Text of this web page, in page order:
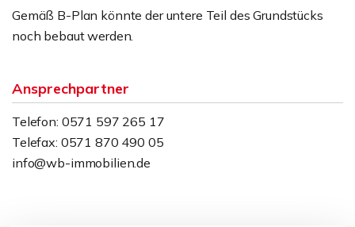
Gemäß B-Plan könnte der untere Teil des Grundstücks
noch bebaut werden.
Ansprechpartner
Telefon: 0571 597 265 17
Telefax: 0571 870 490 05
info@wb-immobilien.de